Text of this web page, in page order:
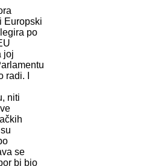
Europski
po
joj
I
niti
se
bi bio